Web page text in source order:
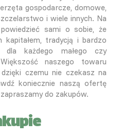
gospodarcze, domowe,
i wiele innych. Na
sami o sobie, że
tradycją i bardzo
dla każdego małego czy
naszego towaru
czemu nie czekasz na
koniecznie naszą ofertę
do zakupów.